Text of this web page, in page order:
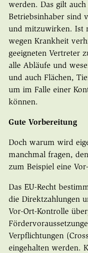
werden. Das gilt
Betriebsinhaber sind
und mitzuwirken. Ist
wegen Krankheit
geeigneten Vertreter
alle Abläufe und
und auch Flächen,
um im Falle einer
können.
Gute Vorbereitung
Doch warum wird
manchmal fragen,
zum Beispiel eine
Das EU-Recht
die Direktzahlungen
Vor-Ort-Kontrolle
Verpflichtungen
eingehalten werden.